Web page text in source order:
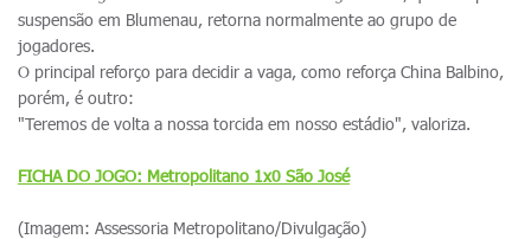
suspensão em Blumenau, retorna normalmente ao grupo de
jogadores.
O principal reforço para decidir a vaga, como reforça China Balbino,
porém, é outro:
"Teremos de volta a nossa torcida em nosso estádio", valoriza.
FICHA DO JOGO: Metropolitano 1x0 São José
(Imagem: Assessoria Metropolitano/Divulgação)